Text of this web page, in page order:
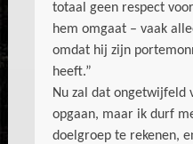
totaal geen respect
hem omgaat – vaak
omdat hij zijn
heeft.”
Nu zal dat ongetwijfeld
opgaan, maar ik durf
doelgroep te rekenen,